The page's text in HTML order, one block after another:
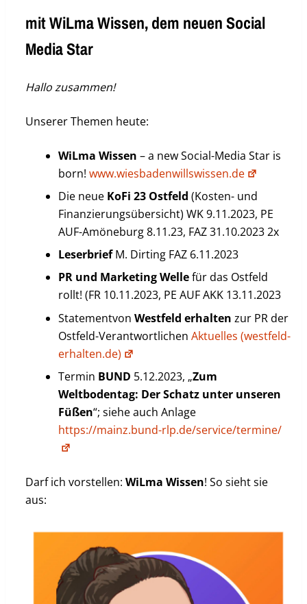
mit WiLma Wissen, dem neuen Social
Media Star
Hallo zusammen!
Unserer Themen heute:
WiLma Wissen – a new Social-Media Star is
born! www.wiesbadenwillswissen.de
Die neue KoFi 23 Ostfeld (Kosten- und
Finanzierungsübersicht) WK 9.11.2023, PE
AUF-Amöneburg 8.11.23, FAZ 31.10.2023 2x
LeserbriefM. Dirting FAZ 6.11.2023
PR und Marketing Wellefür das Ostfeld
rollt! (FR 10.11.2023, PE AUF AKK 13.11.2023
Statementvon Westfeld erhalten zur PR der
Ostfeld-Verantwortlichen Aktuelles (westfeld-
erhalten.de)
Termin BUND 5.12.2023, „Zum
Weltbodentag: Der Schatz unter unseren
Füßen“; siehe auch Anlage
https://mainz.bund-rlp.de/service/termine/
Darf ich vorstellen: WiLma Wissen! So sieht sie
aus: